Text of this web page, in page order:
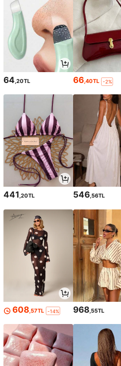
64,20TL 66,40TL -2%
441,20TL 546,56TL
608,57TL -14% 968,55TL